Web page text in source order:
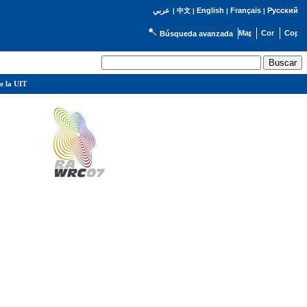
عربي | 中文| English | Français| Русский
Búsqueda avanzada
la UIT